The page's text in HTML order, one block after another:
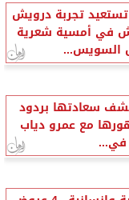
تجربة درويش
في أمسية شعرية
السويس...
سعادتها بردود
مع عمرو دياب
في...